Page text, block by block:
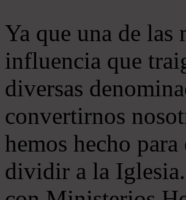
Ya que una de las
influencia que
diversas
convertirnos
hemos hecho
dividir a la